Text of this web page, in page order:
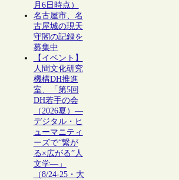
月6日時点）
名古屋市、名
古屋城の現天
守閣の記録を
募集中
【イベント】
人間文化研究
機構DH推進
室、「第5回
DH若手の会
（2026夏）―
デジタル・ヒ
ューマニティ
ーズで“繋が
る×広がる”人
文学―」
（8/24-25・大